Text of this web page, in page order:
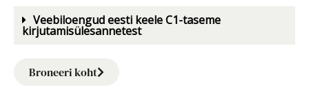
Veebiloengud eesti keele C1-taseme
kirjutamisülesannetest
Broneeri koht